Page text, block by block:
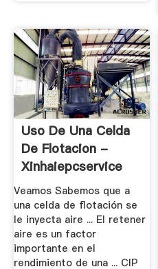
Uso De Una Celda
De Flotacion -
Xinhaiepcservice
Veamos Sabemos que a
una celda de flotación se
le inyecta aire ... El retener
aire es un factor
importante en el
rendimiento de una ... CIP